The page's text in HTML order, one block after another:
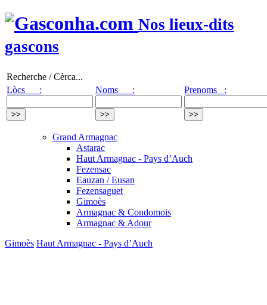
Nos lieux-dits
gascons
Recherche / Cèrca...
Lòcs :
Noms : Prenoms :
Grand Armagnac
Astarac
Haut Armagnac - Pays d’Auch
Fezensac
Eauzan / Eusan
Fezensaguet
Gimoès
Armagnac & Condomois
Armagnac & Adour
Gimoès Haut Armagnac - Pays d’Auch